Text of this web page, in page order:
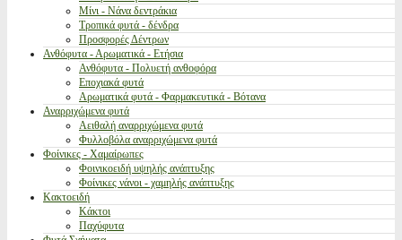
Μίνι - Νάνα δεντράκια
Τροπικά φυτά - δένδρα
Προσφορές Δέντρων
Ανθόφυτα - Αρωματικά - Ετήσια
Ανθόφυτα - Πολυετή ανθοφόρα
Εποχιακά φυτά
Αρωματικά φυτά - Φαρμακευτικά - Βότανα
Αναρριχώμενα φυτά
Αειθαλή αναρριχώμενα φυτά
Φυλλοβόλα αναρριχώμενα φυτά
Φοίνικες - Χαμαίρωπες
Φοινικοειδή υψηλής ανάπτυξης
Φοίνικες νάνοι - χαμηλής ανάπτυξης
Κακτοειδή
Κάκτοι
Παχύφυτα